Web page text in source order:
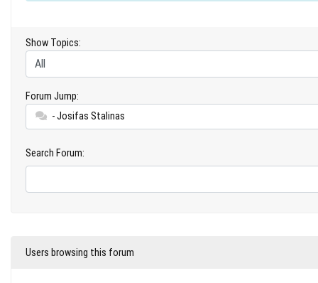
Show Topics:
Forum Jump:
- Josifas Stalinas
Search Forum:
Users browsing this forum